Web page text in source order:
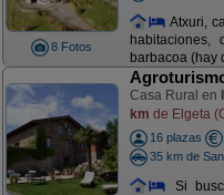
8 Fotos
Atxuri,
barbacoa (hay
Casa Rural en
km de Elgeta
16 plazas
35 km de
Si